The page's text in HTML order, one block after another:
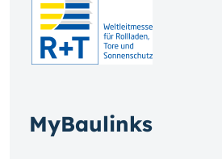
MyBaulinks